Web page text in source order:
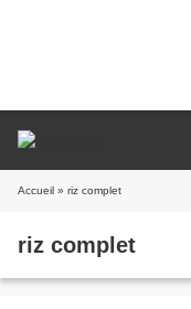
Accueil » riz complet
riz complet